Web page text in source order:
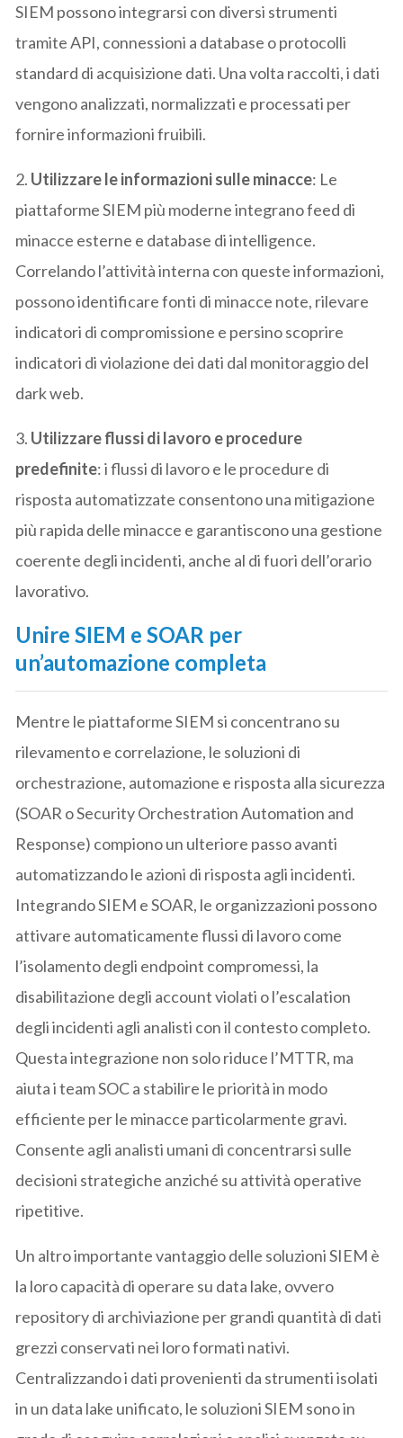
SIEM possono integrarsi con diversi strumenti
tramite API, connessioni a database o protocolli
standard di acquisizione dati. Una volta raccolti, i dati
vengono analizzati, normalizzati e processati per
fornire informazioni fruibili.
2. Utilizzare le informazioni sulle minacce: Le
piattaforme SIEM più moderne integrano feed di
minacce esterne e database di intelligence.
Correlando l’attività interna con queste informazioni,
possono identificare fonti di minacce note, rilevare
indicatori di compromissione e persino scoprire
indicatori di violazione dei dati dal monitoraggio del
dark web.
3. Utilizzare flussi di lavoro e procedure
predefinite: i flussi di lavoro e le procedure di
risposta automatizzate consentono una mitigazione
più rapida delle minacce e garantiscono una gestione
coerente degli incidenti, anche al di fuori dell’orario
lavorativo.
Unire SIEM e SOAR per
un’automazione completa
Mentre le piattaforme SIEM si concentrano su
rilevamento e correlazione, le soluzioni di
orchestrazione, automazione e risposta alla sicurezza
(SOAR o Security Orchestration Automation and
Response) compiono un ulteriore passo avanti
automatizzando le azioni di risposta agli incidenti.
Integrando SIEM e SOAR, le organizzazioni possono
attivare automaticamente flussi di lavoro come
l’isolamento degli endpoint compromessi, la
disabilitazione degli account violati o l’escalation
degli incidenti agli analisti con il contesto completo.
Questa integrazione non solo riduce l’MTTR, ma
aiuta i team SOC a stabilire le priorità in modo
efficiente per le minacce particolarmente gravi.
Consente agli analisti umani di concentrarsi sulle
decisioni strategiche anziché su attività operative
ripetitive.
Un altro importante vantaggio delle soluzioni SIEM è
la loro capacità di operare su data lake, ovvero
repository di archiviazione per grandi quantità di dati
grezzi conservati nei loro formati nativi.
Centralizzando i dati provenienti da strumenti isolati
in un data lake unificato, le soluzioni SIEM sono in